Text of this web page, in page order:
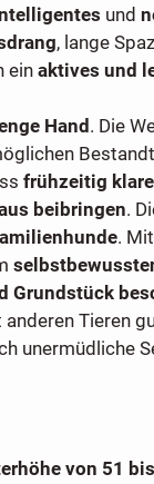
und
, lange
ein aktives und
Hand. Die
frühzeitig
beibringen.
.
Grundstück
Tieren
unermüdliche
von 51